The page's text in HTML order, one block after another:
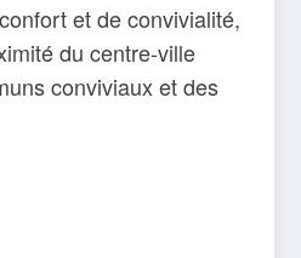
et de convivialité,
du centre-ville
conviviaux et des